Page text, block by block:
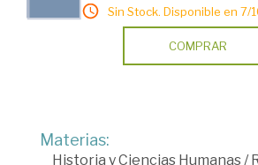
Sin Stock. Disponible en 7/
COMPRAR
Materias:
Historia y Ciencias Humanas/